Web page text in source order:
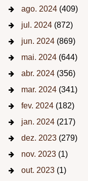
ago. 2024 (409)
jul. 2024 (872)
jun. 2024 (869)
mai. 2024 (644)
abr. 2024 (356)
mar. 2024 (341)
fev. 2024 (182)
jan. 2024 (217)
dez. 2023 (279)
nov. 2023 (1)
out. 2023 (1)